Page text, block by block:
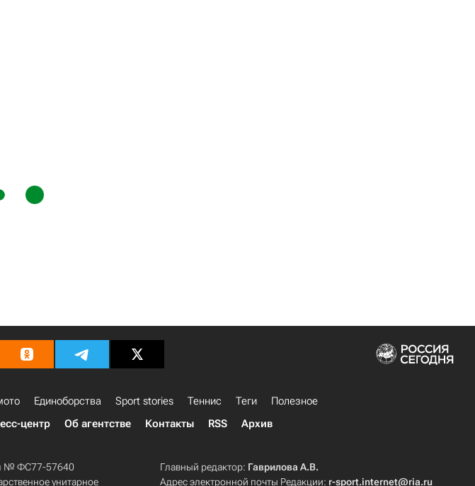
Единоборства Sport stories Теннис Теги
Полезное
центр Об агентстве Контакты RSS Архив
№ ФС77-57640
унитарное
Главный редактор: Гаврилова А.В.
Адрес электронной почты Редакции: r-sport.internet@ria.ru